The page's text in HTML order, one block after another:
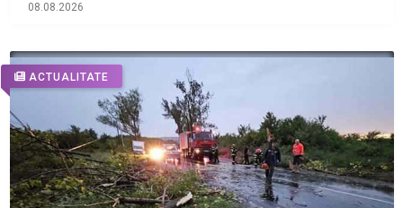
08.08.2026
ACTUALITATE